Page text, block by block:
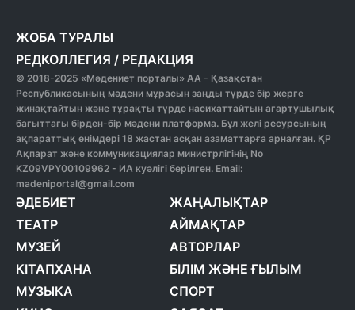
ЖОБА ТУРАЛЫ
РЕДКОЛЛЕГИЯ / РЕДАКЦИЯ
© 2018-2025 «Мәдениет порталы» АА - Қазақстан
Республикасының мәдени мұрасын заңды түрде бір жерге
жинақтайтын және тұрақты түрде насихаттайтын ағартушылық
бағыттағы бірден-бір мәдени платформа. Бұл желі ресурсының
ақпараттық өнімдері 18 жастан асқан азаматтарға арналған. ҚР
Ақпарат және коммуникациялар министрлігінің No
KZ09VPY00109962 - ИА куәлігі берілген. Email:
madeniportal@gmail.com
ӘДЕБИЕТ
ТЕАТР
МУЗЕЙ
КІТАПХАНА
МУЗЫКА
ЖАҢАЛЫҚТАР
АЙМАҚТАР
АВТОРЛАР
БІЛІМ ЖӘНЕ ҒЫЛЫМ
СПОРТ